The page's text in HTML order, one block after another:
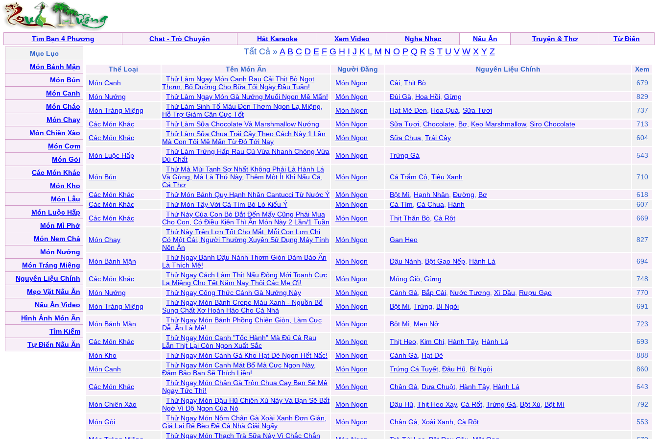
Tìm Bạn 4 Phương Chat - Trò Chuyện Hát Karaoke Xem Video Nghe Nhạc Nấu Ăn Truyện & Thơ
Từ Điển
Mục Lục
Món Bánh Mặn
Món Bún
Món Canh
Món Cháo
Món Chay
Món Chiên Xào
Món Cơm
Món Gỏi
Các Món Khác
Món Kho
Món Lẫu
Món Luộc Hấp
Món Mì Phở
Món Nem Chả
Món Nướng
Món Tráng Miệng
Nguyên Liệu Chính
Mẹo Vặt Nấu Ăn
Nấu Ăn Video
Hình Ảnh Món Ăn
Tìm Kiếm
Tự Điển Nấu Ăn
Tất Cả » A B C D E F G H I J K L M N O P Q R S T U V W X Y Z
Thể Loại Tên Món Ăn Người Đăng Nguyên Liệu Chính
Xem
Món Canh
Thử Làm Ngay Món Canh Rau Cải Thịt Bò Ngọt
Thơm, Bổ Dưỡng Cho Bữa Tối Ngày Đầu Tuần!
Món Ngon Cải Thịt Bò
679
Món Nướng
Thử Làm Ngay Món Gà Nướng Muối Ngon Mê Mẩn! Món Ngon Đùi Gà Hoa Hồi Gừng
829
Món Tráng Miệng
Thử Làm Sinh Tố Màu Đen Thơm Ngon Lạ Miệng,
Hỗ Trợ Giảm Cân Cực Tốt
Món Ngon Hạt Mè Đen Hoa Quả Sữa Tươi
737
Các Món Khác
Thử Làm Sữa Chocolate Và Marshmallow Nướng Món Ngon Sữa Tươi Chocolate Bơ Kẹo Marshmallow, Siro Chocolate
713
Các Món Khác
Thử Làm Sữa Chua Trái Cây Theo Cách Này 1 Lần
Mà Con Tôi Mê Mẩn Từ Đó Tới Nay
Món Ngon Sữa Chua Trái Cây 604
Món Luộc Hấp
Thử Làm Trứng Hấp Rau Củ Vừa Nhanh Chóng Vừa
Đủ Chất
Món Ngon Trứng Gà 543
Món Bún
Thứ Mà Mùi Tanh Sợ Nhất Không Phải Là Hành Lá
Và Gừng, Mà Là Thứ Này, Thêm Một Ít Khi Nấu Cá,
Cá Thơ
Món Ngon Cá Trắm Cỏ Tiêu Xanh 710
Các Món Khác Thử Món Bánh Quy Hạnh Nhân Cantucci Từ Nước Ý Món Ngon Bột Mì Hạnh Nhân Đường Bơ
618
Các Món Khác
Thử Món Tây Với Cà Tím Bỏ Lò Kiểu Ý Món Ngon Cà Tím Cà Chua Hành
607
Các Món Khác
Thứ Này Của Con Bò Đắt Đến Mấy Cũng Phải Mua
Cho Con, Có Điều Kiện Thì Ăn Món Này 2 Lần/1 Tuần
Món Ngon Thịt Thăn Bò Cà Rôt 669
Món Chay
Thứ Này Trên Lợn Tốt Cho Mắt, Mỗi Con Lợn Chỉ
Có Một Cái, Người Thường Xuyên Sử Dụng Máy Tính
Nên Ăn
Món Ngon Gan Heo 827
Món Bánh Mặn
Thử Ngay Bánh Đậu Nành Thơm Giòn Đảm Bảo Ăn
Là Thích Mê!
Món Ngon Đậu Nành Bột Gạo Nếp Hành Lá 694
Các Món Khác
Thử Ngay Cách Làm Thịt Nấu Đông Mới Toanh Cực
Lạ Miệng Cho Tết Năm Nay Thôi Các Mẹ Ơi!
Món Ngon Móng Giò Gừng
748
Món Nướng
Thử Ngay Công Thức Cánh Gà Nướng Này Món Ngon Cánh Gà Bắp Cải Nước Tương Xì Dầu Rượu Gạo
770
Món Tráng Miệng
Thử Ngay Món Bánh Crepe Màu Xanh - Nguồn Bổ
Sung Chất Xơ Hoàn Hảo Cho Cả Nhà
Món Ngon Bột Mì Trứng Bí Ngòi 691
Món Bánh Mặn
Thử Ngay Món Bánh Phồng Chiên Giòn, Làm Cực
Dễ, Ăn Là Mê!
Món Ngon Bột Mì Men Nở 723
Các Món Khác
Thử Ngay Món Canh "Tốc Hành" Mà Đủ Cả Rau
Lẫn Thịt Lại Còn Ngon Xuất Sắc
Món Ngon Thịt Heo Kim Chi Hành Tây, Hành Lá
693
Món Kho
Thử Ngay Món Cánh Gà Kho Hạt Dẻ Ngon Hết Nấc! Món Ngon Cánh Gà Hạt Dẻ
888
Món Canh
Thử Ngay Món Canh Mát Bổ Mà Cực Ngon Này,
Đảm Bảo Bạn Sẽ Thích Liền!
Món Ngon Trứng Cá Tuyết Đậu Hũ Bí Ngòi 860
Các Món Khác
Thử Ngay Món Chân Gà Trộn Chua Cay Bạn Sẽ Mê
Ngay Tức Thì!
Món Ngon Chân Gà Dưa Chuột Hành Tây, Hành Lá 643
Món Chiên Xào
Thử Ngay Món Đậu Hũ Chiên Xù Này Và Bạn Sẽ Bất
Ngờ Vì Độ Ngon Của Nó
Món Ngon Đậu Hũ Thịt Heo Xay, Cà Rốt Trứng Gà Bột Xù Bột Mì 792
Món Gỏi
Thử Ngay Món Nộm Chân Gà Xoài Xanh Đơn Giản,
Giá Lại Rẻ Bèo Để Cả Nhà Giải Ngấy
Món Ngon Chân Gà Xoài Xanh Cà Rốt 553
Thử Ngay Món Thạch Trà Sữa Này Vì Chắc Chắn